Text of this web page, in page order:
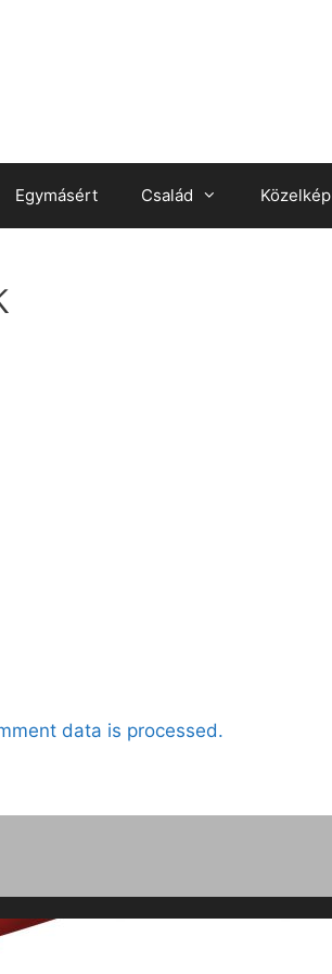
Egymásért Család Közelkép
data is processed.